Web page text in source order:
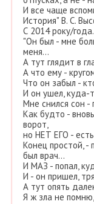
И все чаще
История" В. С.
С 2014 року/
"Он был - мне
меня...
А тут глядит в
А что ему -
Что он забыл -
И он ушел, куда-
Мне снился сон -
Как будто -
ворот,
но НЕТ ЕГО -
Конец простой, -
был врач...
И МАЗ - попал,
И - он пришел,
А тут опять
Я ж зла не помню,